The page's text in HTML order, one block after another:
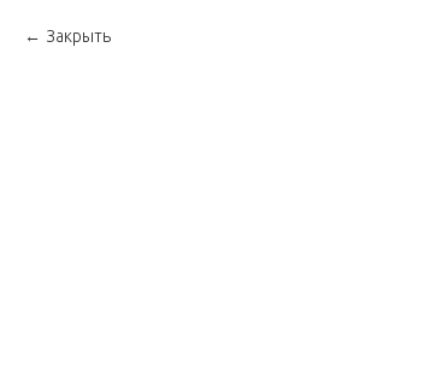
Закрыть